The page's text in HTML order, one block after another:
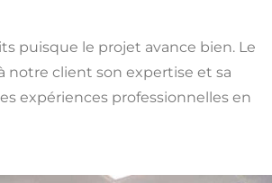
puisque le projet avance bien. Le
notre client son expertise et sa
expériences professionnelles en